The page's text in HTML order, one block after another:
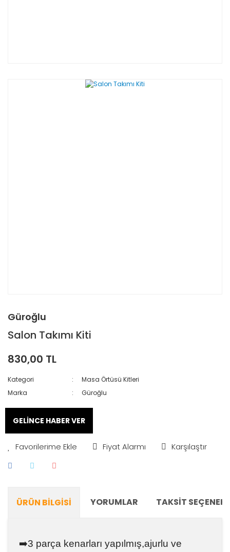
Güroğlu
Salon Takımı Kiti
830,00 TL
Kategori
Masa Örtüsü Kitleri
Marka
Güroğlu
GELİNCE HABER VER
Fiyat Alarmı Karşılaştır
ÜRÜN BILGISI YORUMLAR TAKSIT
➡️3 parça kenarları yapılmış,ajurlu ve